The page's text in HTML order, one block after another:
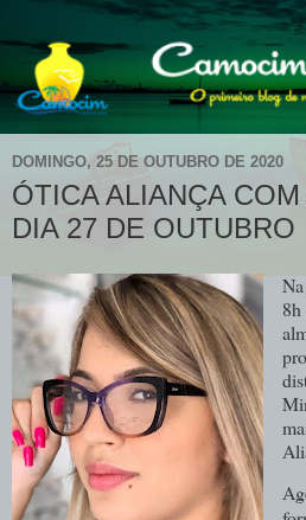
DOMINGO, 25 DE OUTUBRO DE 2020
ÓTICA ALIANÇA
DIA 27 DE OUTUBRO